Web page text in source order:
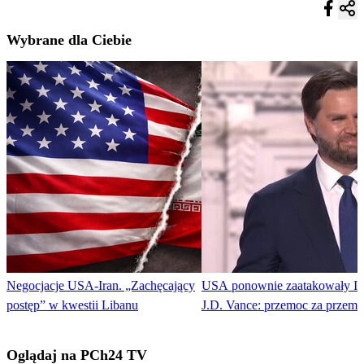
Wybrane dla Ciebie
Negocjacje USA-Iran. „Zachęcający
postęp” w kwestii Libanu
USA ponownie zaatakowały
J.D. Vance: przemoc za
Oglądaj na PCh24 TV